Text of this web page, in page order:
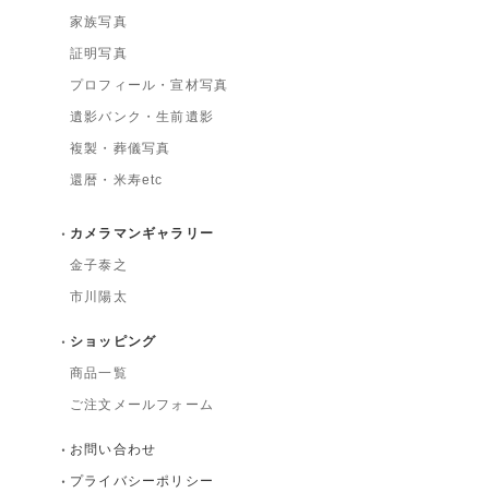
家族写真
証明写真
プロフィール・宣材写真
遺影バンク・生前遺影
複製・葬儀写真
還暦・米寿etc
カメラマンギャラリー
金子泰之
市川陽太
ショッピング
商品一覧
ご注文メールフォーム
お問い合わせ
プライバシーポリシー